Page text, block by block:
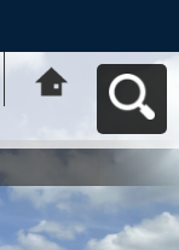
ー ざまっとへ